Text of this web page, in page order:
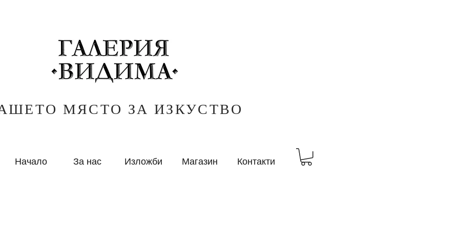
МЯСТО ЗА ИЗКУСТВО
Начало За нас Изложби Магазин Контакти